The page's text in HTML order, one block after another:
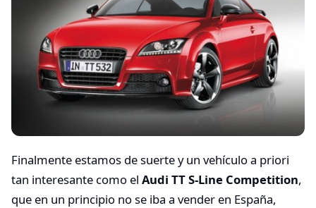
Finalmente estamos de suerte y un vehículo a priori
tan interesante como el Audi TT S-Line Competition,
que en un principio no se iba a vender en España,